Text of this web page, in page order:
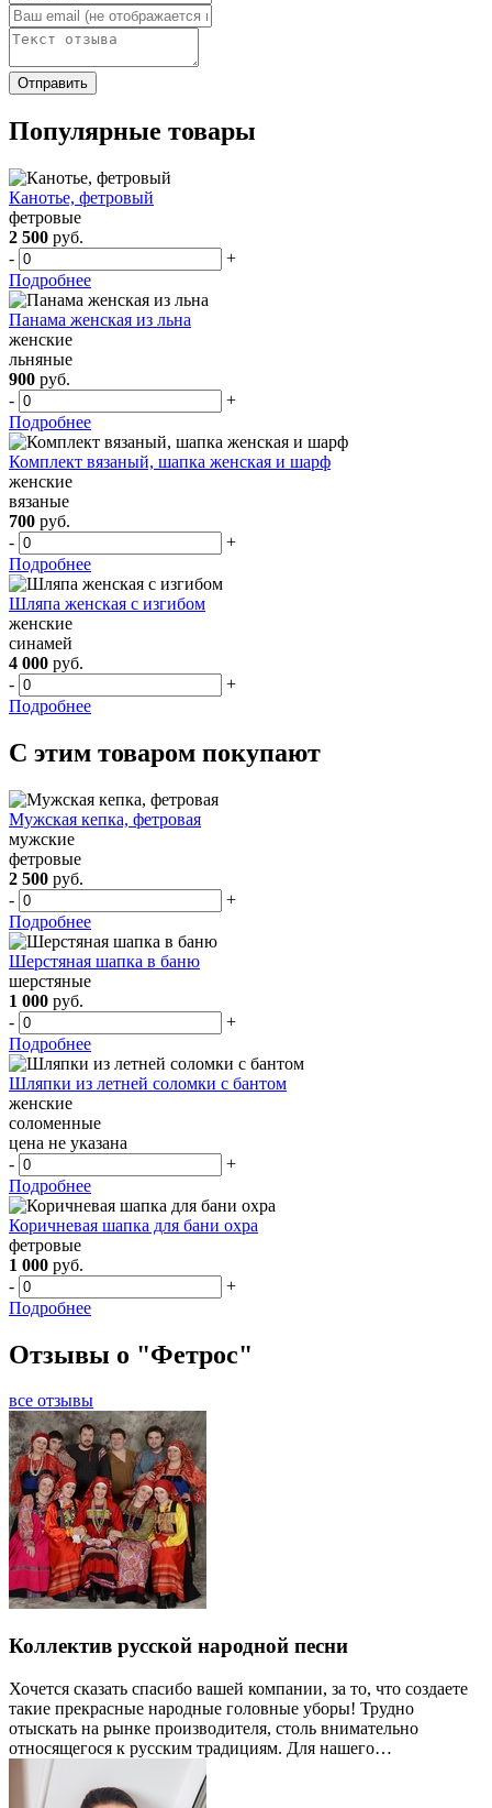
Популярные товары
Канотье, фетровый
фетровые
2 500 руб.
-
+
Подробнее
Панама женская из льна
женские
льняные
900 руб.
-
+
Подробнее
Комплект вязаный, шапка женская и шарф
женские
вязаные
700 руб.
-
+
Подробнее
Шляпа женская с изгибом
женские
синамей
4 000 руб.
-
+
Подробнее
С этим товаром покупают
Мужская кепка, фетровая
мужские
фетровые
2 500 руб.
-
+
Подробнее
Шерстяная шапка в баню
шерстяные
1 000 руб.
-
+
Подробнее
Шляпки из летней соломки с бантом
женские
соломенные
цена не указана
-
+
Подробнее
Коричневая шапка для бани охра
фетровые
1 000 руб.
-
+
Подробнее
Отзывы о "Фетрос"
все отзывы
Коллектив русской народной песни
Хочется сказать спасибо вашей компании, за то, что создаете
такие прекрасные народные головные уборы! Трудно
отыскать на рынке производителя, столь внимательно
относящегося к русским традициям. Для нашего…